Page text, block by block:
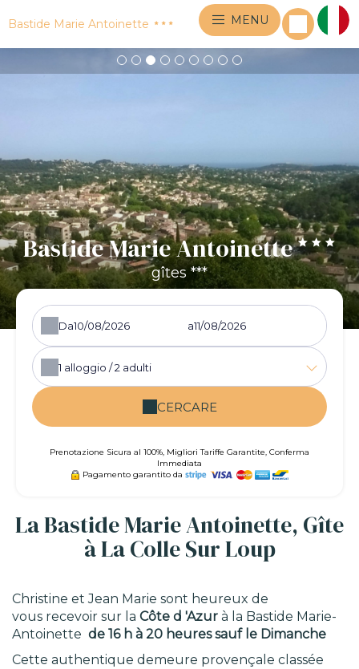
Bastide Marie Antoinette MENU
Bastide Marie Antoinette
gîtes ***
Da a
1 alloggio /2 adulti
CERCARE
Prenotazione Sicura al 100%, Migliori Tariffe Garantite, Conferma
Immediata
Pagamento garantito da
La Bastide Marie Antoinette, Gîte
à La Colle Sur Loup
Christine et Jean Marie sont heureux de
vous recevoir sur la Côte d 'Azur à la Bastide Marie-
Antoinette de 16 h à 20 heures sauf le Dimanche
Cette authentique demeure provençale classée